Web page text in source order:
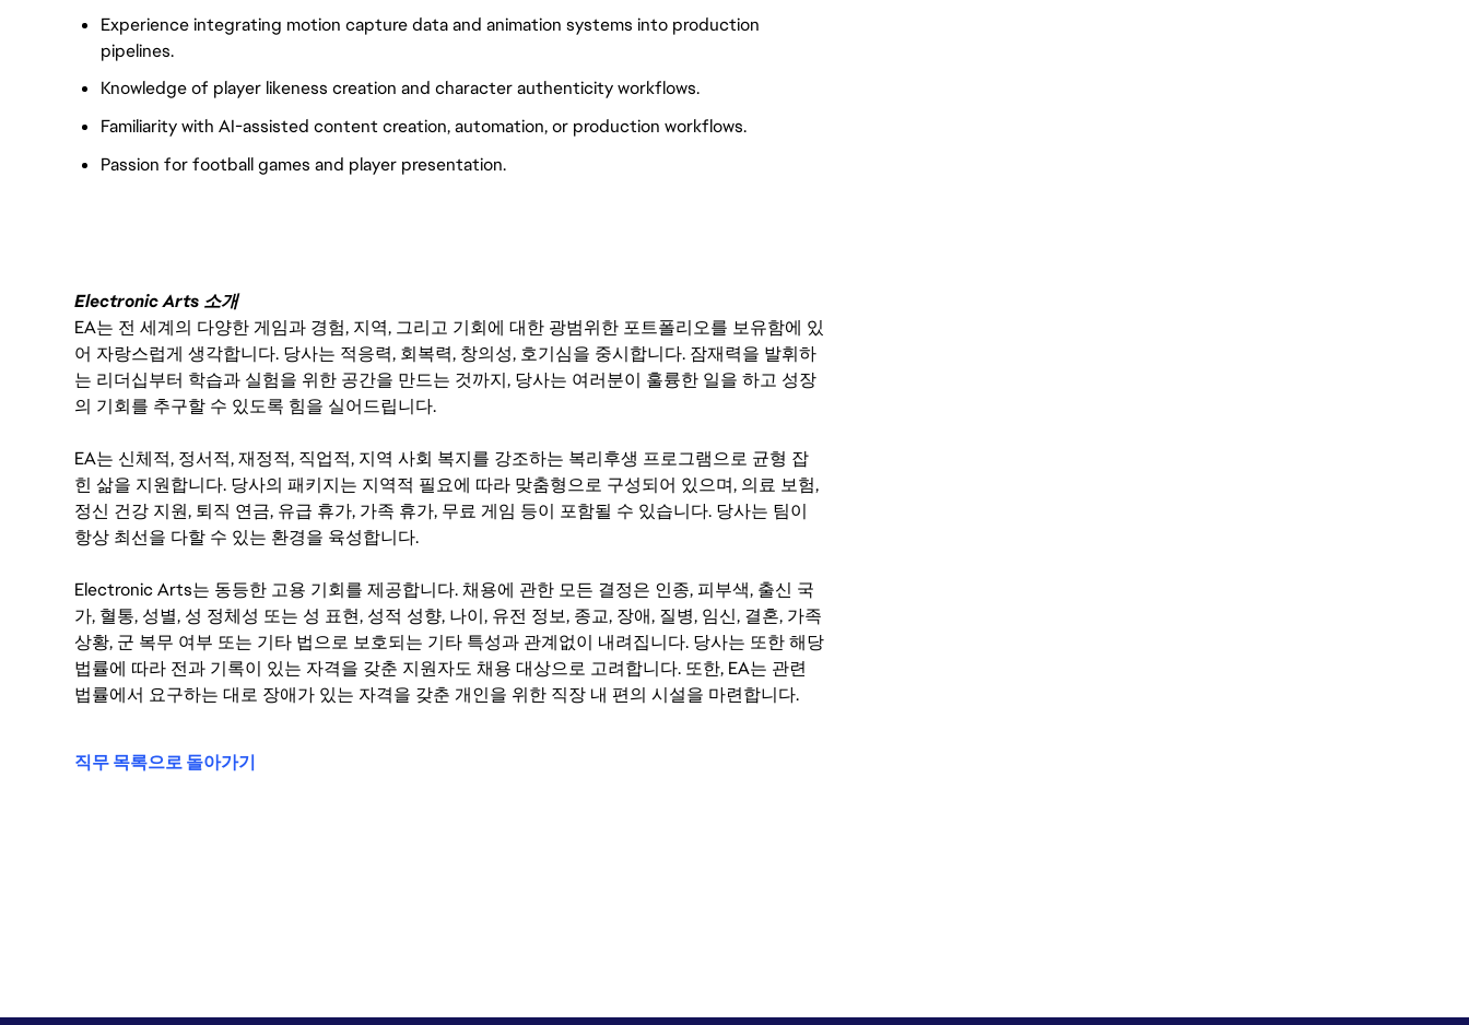
Experience integrating motion capture data and animation systems into production
pipelines.
Knowledge of player likeness creation and character authenticity workflows.
Familiarity with AI-assisted content creation, automation, or production workflows.
Passion for football games and player presentation.
Electronic Arts 소개
EA는 전 세계의 다양한 게임과 경험, 지역, 그리고 기회에 대한 광범위한 포트폴리오를 보유함에 있
어 자랑스럽게 생각합니다. 당사는 적응력, 회복력, 창의성, 호기심을 중시합니다. 잠재력을 발휘하
는 리더십부터 학습과 실험을 위한 공간을 만드는 것까지, 당사는 여러분이 훌륭한 일을 하고 성장
의 기회를 추구할 수 있도록 힘을 실어드립니다.
EA는 신체적, 정서적, 재정적, 직업적, 지역 사회 복지를 강조하는 복리후생 프로그램으로 균형 잡
힌 삶을 지원합니다. 당사의 패키지는 지역적 필요에 따라 맞춤형으로 구성되어 있으며, 의료 보험,
정신 건강 지원, 퇴직 연금, 유급 휴가, 가족 휴가, 무료 게임 등이 포함될 수 있습니다. 당사는 팀이
항상 최선을 다할 수 있는 환경을 육성합니다.
Electronic Arts는 동등한 고용 기회를 제공합니다. 채용에 관한 모든 결정은 인종, 피부색, 출신 국
가, 혈통, 성별, 성 정체성 또는 성 표현, 성적 성향, 나이, 유전 정보, 종교, 장애, 질병, 임신, 결혼, 가족
상황, 군 복무 여부 또는 기타 법으로 보호되는 기타 특성과 관계없이 내려집니다. 당사는 또한 해당
법률에 따라 전과 기록이 있는 자격을 갖춘 지원자도 채용 대상으로 고려합니다. 또한, EA는 관련
법률에서 요구하는 대로 장애가 있는 자격을 갖춘 개인을 위한 직장 내 편의 시설을 마련합니다.
직무 목록으로 돌아가기